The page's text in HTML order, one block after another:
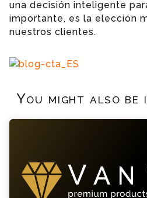
una decisión inteligente
importante, es la elección
nuestros clientes.
You might also be